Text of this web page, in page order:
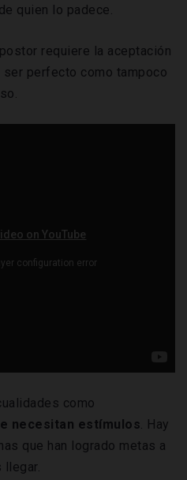
quien lo padece.
requiere la aceptación
ser perfecto como tampoco
como
necesitan estímulos. Hay
que han logrado metas a
llegar.